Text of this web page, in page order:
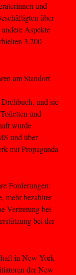
und
über
Aspekte
3.200
am Standort
und sie
und
wurde
und über
mit Propaganda
Forderungen:
mehr bezahlter
Vertretung bei
bei der
in New York
der New